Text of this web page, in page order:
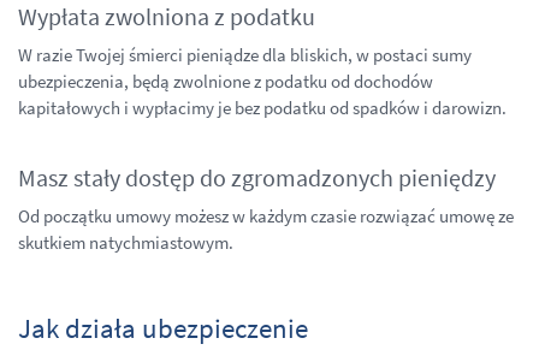
Wypłata zwolniona z podatku
W razie Twojej śmierci pieniądze dla bliskich, w postaci sumy
ubezpieczenia, będą zwolnione z podatku od dochodów
kapitałowych i wypłacimy je bez podatku od spadków i darowizn.
Masz stały dostęp do zgromadzonych pieniędzy
Od początku umowy możesz w każdym czasie rozwiązać umowę ze
skutkiem natychmiastowym.
Jak działa ubezpieczenie